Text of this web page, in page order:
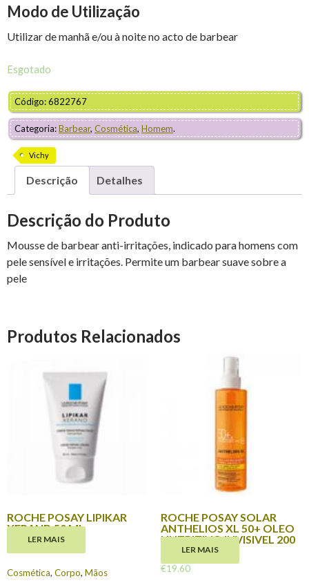
Modo de Utilização
Utilizar de manhã e/ou à noite no acto de barbear
Esgotado
Código: 6822767
Categoria:Barbear, Cosmética, Homem.
Vichy
Descrição Detalhes
Descrição do Produto
Mousse de barbear anti-irritações, indicado para homens com
pele sensível e irritações. Permite um barbear suave sobre a
pele
Produtos Relacionados
ROCHE POSAY LIPIKAR
XERAND 50 ML
8.80
LER MAIS
Cosmética, Corpo, Mãos
ROCHE POSAY SOLAR
ANTHELIOS XL 50+ OLEO
NUTRITIVO INVISIVEL 200
€19.60
LER MAIS